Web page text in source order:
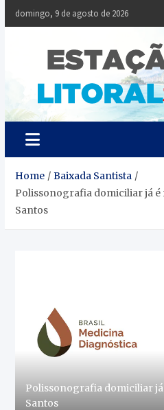
Skip
domingo, 9 de agosto de 2026
Home
Baixada Santista
Polissonografia domiciliar já é
Santos
Polissonografia domiciliar já
Santos